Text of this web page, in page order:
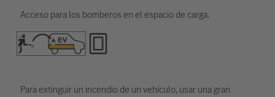
Acceso para los bomberos en el espacio de carga.
Para extinguir un incendio de un vehículo, usar una gran